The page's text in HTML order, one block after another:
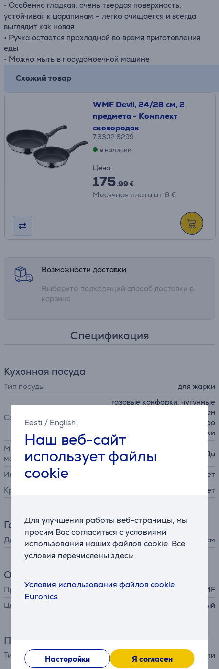
Eesti / English
Наш веб-сайт
использует файлы
cookie
Для улучшения работы веб-страницы, мы
просим Вас согласиться с условиями
использования наших файлов cookie. Все
условия перечислены здесь:
Условия использования файлов cookie
Euronics
Насторойки Я согласен
• Особенно гладкая, очень твердая поверхность,
устойчивая к царапинам – легко очищается и всегда
выглядит как новая
• Ручка остается прохладной во время приготовления
еды
• Можно мыть в посудомоечной машине
Схожий товар
WMF Devil, 24/28 см, 2
предмета - Комплект
сковородок
7.3302.6299
в наличии
Цена:
175.99 €
Месячная плата от 6 €
Возможности доставки
Выберите подходящий способ доставки в
корзине
Спецификация
Кухонная посуда
Тип посуды для жарки
Совместимость
газовые конфорки, чугунные
конфорки, керамические кон
форки, индукционные конфо
рки
Можно мыть в посудомоечно
машине
Да
Индикатор температуры
Нет
Крышка в комплекте
Нет
Габариты
Диаметр 20 см
Общий параметр
Производитель
WMF
Цвет
черный
Принадлежности
Тип принадлежности для варочной панели